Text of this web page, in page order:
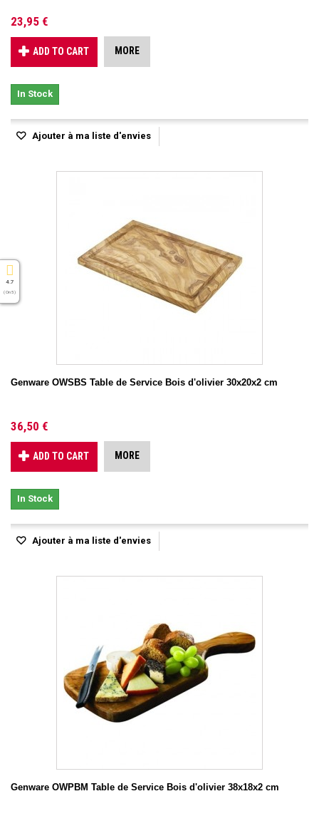
23,95 €
ADD TO CART MORE
In Stock
Ajouter à ma liste d'envies
Genware OWSBS Table de Service Bois d'olivier 30x20x2 cm
36,50 €
ADD TO CART MORE
In Stock
Ajouter à ma liste d'envies
Genware OWPBM Table de Service Bois d'olivier 38x18x2 cm
4.7
( On 5 )